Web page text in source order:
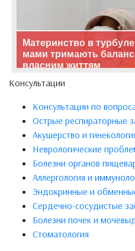
Материнство в
мами тримають баланс
власним життям
Консультации
Консультации по
Острые респираторные
Акушерство и
Неврологические
Болезни органов
Аллергология и
Эндокринные и
Сердечно-сосудистые
Болезни почек и
Стоматология